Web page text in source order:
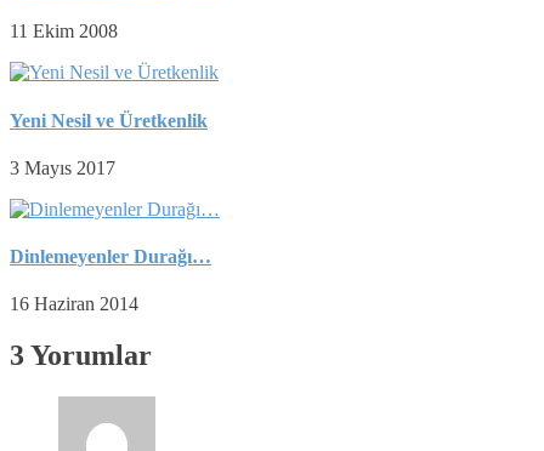
11 Ekim 2008
Yeni Nesil ve Üretkenlik
3 Mayıs 2017
Dinlemeyenler Durağı…
16 Haziran 2014
3 Yorumlar